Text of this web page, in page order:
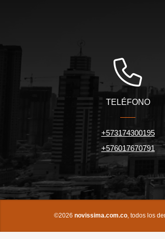
TELÉFONO
+573174300195
+576017670791
©2026 novissima.com.co, todos los